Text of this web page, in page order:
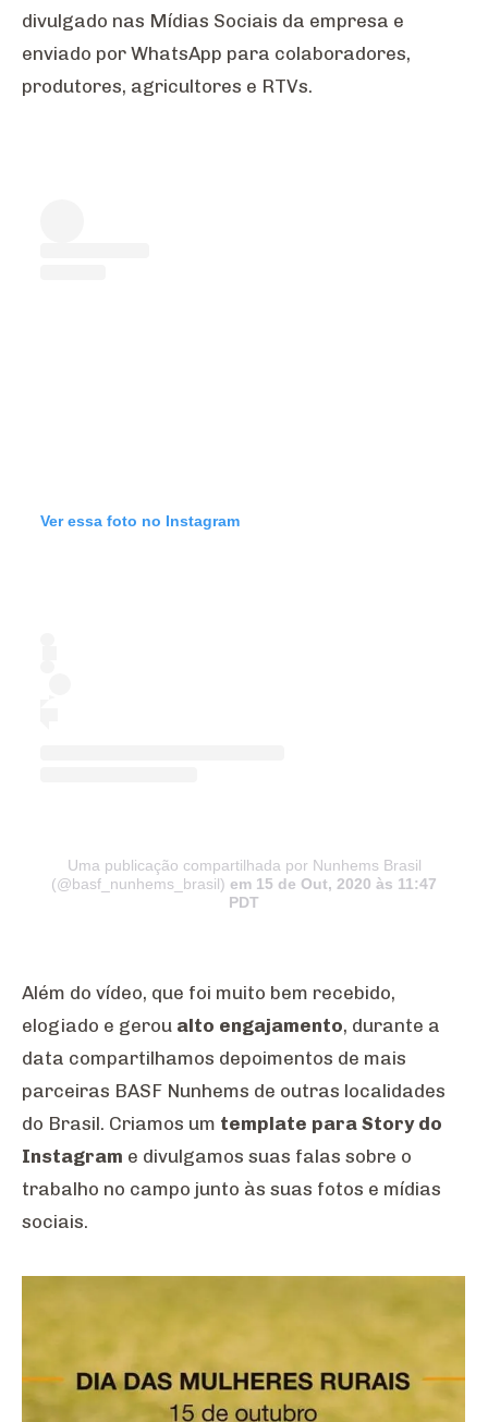
divulgado nas Mídias Sociais da empresa e
enviado por WhatsApp para colaboradores,
produtores, agricultores e RTVs.
Ver essa foto no Instagram
Uma publicação compartilhada por Nunhems Brasil
(@basf_nunhems_brasil) em 15 de Out, 2020 às 11:47
PDT
Além do vídeo, que foi muito bem recebido,
elogiado e gerou alto engajamento, durante a
data compartilhamos depoimentos de mais
parceiras BASF Nunhems de outras localidades
do Brasil. Criamos um template para Story do
Instagram e divulgamos suas falas sobre o
trabalho no campo junto às suas fotos e mídias
sociais.